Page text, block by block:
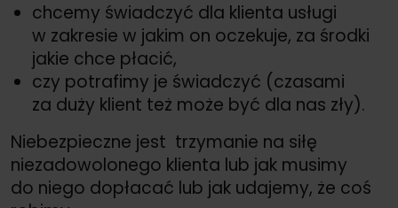
chcemy świadczyć dla klienta usługi
w zakresie w jakim on oczekuje, za środki
jakie chce płacić,
czy potrafimy je świadczyć (czasami
za duży klient też może być dla nas zły).
Niebezpieczne jest trzymanie na siłę
niezadowolonego klienta lub jak musimy
do niego dopłacać lub jak udajemy, że coś